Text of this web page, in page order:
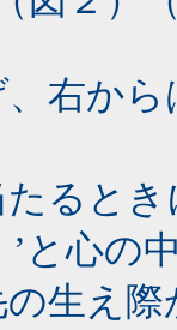
右か
ると
と心の
生え